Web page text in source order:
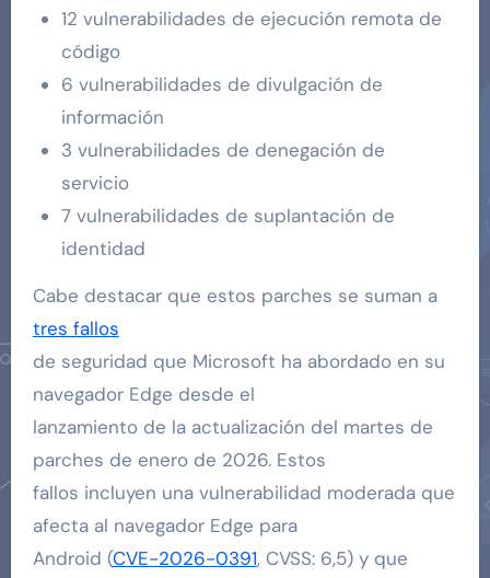
12 vulnerabilidades de ejecución remota de
código
6 vulnerabilidades de divulgación de
información
3 vulnerabilidades de denegación de
servicio
7 vulnerabilidades de suplantación de
identidad
Cabe destacar que estos parches se suman a
tres fallos
de seguridad que Microsoft ha abordado en su
navegador Edge desde el
lanzamiento de la actualización del martes de
parches de enero de 2026. Estos
fallos incluyen una vulnerabilidad moderada que
afecta al navegador Edge para
Android (CVE-2026-0391, CVSS: 6,5) y que